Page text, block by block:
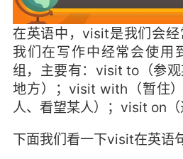
在英语中，visit是我们会经
我们在写作中经常会使用
组，主要有：visit to（参
地方）；visit with（暂住
人、看望某人）；visit on（
下面我们看一下visit在英语